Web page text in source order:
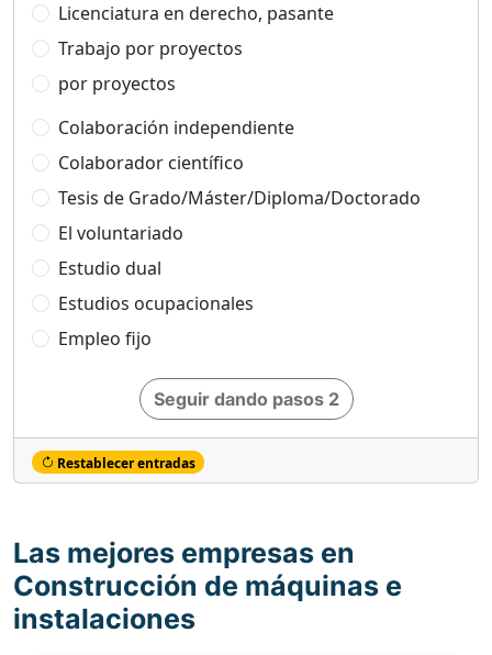
Licenciatura en derecho, pasante
Trabajo por proyectos
por proyectos
Colaboración independiente
Colaborador científico
Tesis de Grado/Máster/Diploma/Doctorado
El voluntariado
Estudio dual
Estudios ocupacionales
Empleo fijo
Seguir dando pasos 2
Restablecer entradas
Las mejores empresas en
Construcción de máquinas e
instalaciones